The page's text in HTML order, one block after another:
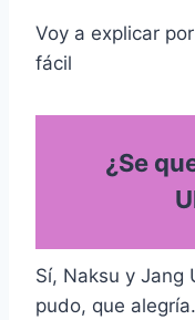
Voy a explicar
fácil
¿Se
Sí, Naksu y Jang
pudo, que alegría.